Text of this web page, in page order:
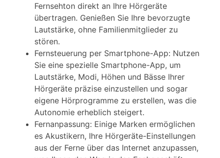
Fernsehton direkt an Ihre Hörgeräte
übertragen. Genießen Sie Ihre bevorzugte
Lautstärke, ohne Familienmitglieder zu
stören.
Fernsteuerung per Smartphone-App: Nutzen
Sie eine spezielle Smartphone-App, um
Lautstärke, Modi, Höhen und Bässe Ihrer
Hörgeräte präzise einzustellen und sogar
eigene Hörprogramme zu erstellen, was die
Autonomie erheblich steigert.
Fernanpassung: Einige Marken ermöglichen
es Akustikern, Ihre Hörgeräte-Einstellungen
aus der Ferne über das Internet anzupassen,